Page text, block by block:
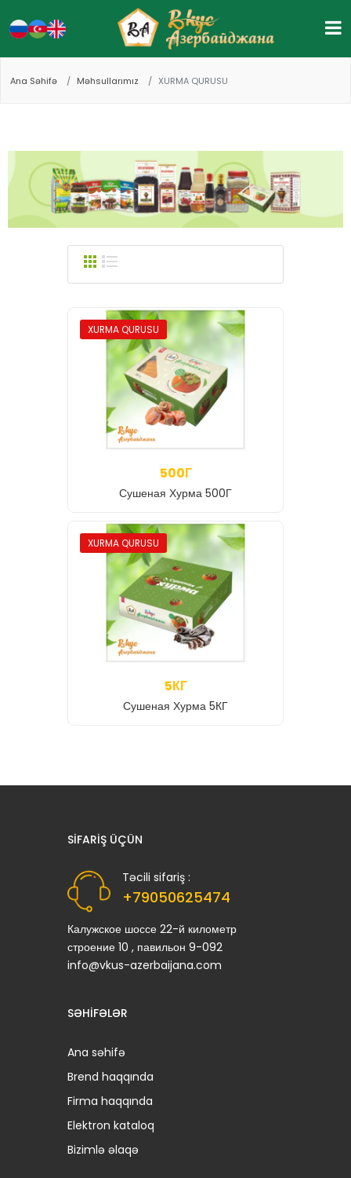
Ana Səhifə Məhsullarımız XURMA QURUSU
XURMA QURUSU
500Г
Сушеная Хурма 500Г
XURMA QURUSU
5КГ
Сушеная Хурма 5КГ
SIFARIŞ ÜÇÜN
Təcili sifariş :
+79050625474
Калужское шоссе 22-й километр
строение 10 , павильон 9-092
info@vkus-azerbaijana.com
SƏHIFƏLƏR
Ana səhifə
Brend haqqında
Firma haqqında
Elektron kataloq
Bizimlə əlaqə